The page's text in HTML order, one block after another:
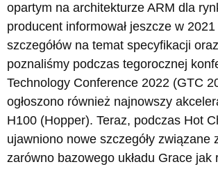
opartym na architekturze ARM dla
producent informował jeszcze w
szczegółów na temat specyfikacji
poznaliśmy podczas tegorocznej
Technology Conference 2022 (GTC
ogłoszono również najnowszy
H100 (Hopper). Teraz, podczas Hot
ujawniono nowe szczegóły związane
zarówno bazowego układu Grace jak